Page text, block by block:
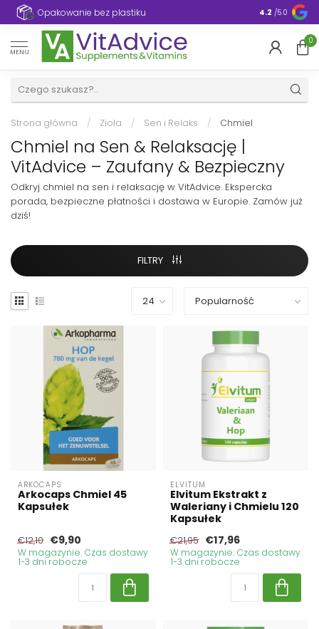
Opakowanie bez plastiku 4.2 /5.0
MENU
0
Strona główna / Zioła / Sen i Relaks / Chmiel
Chmiel na Sen & Relaksację |
VitAdvice – Zaufany & Bezpieczny
Odkryj chmiel na sen i relaksację w VitAdvice. Ekspercka
porada, bezpieczne płatności i dostawa w Europie. Zamów już
dziś!
FILTRY
ARKOCAPS
Arkocaps Chmiel 45
Kapsułek
€12,10 €9,90
W magazynie. Czas dostawy
1-3 dni robocze
ELVITUM
Elvitum Ekstrakt z
Waleriany i Chmielu 120
Kapsułek
€21,95 €17,96
W magazynie. Czas dostawy
1-3 dni robocze